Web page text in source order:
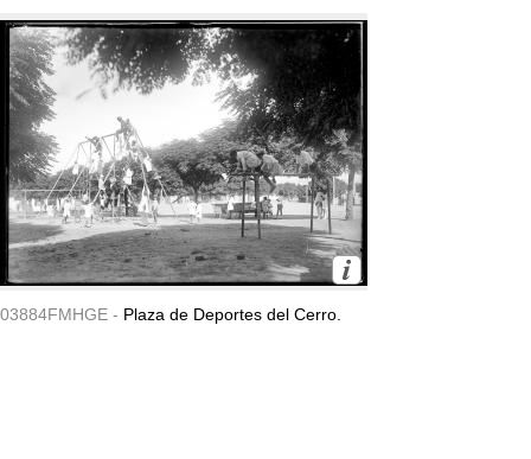
03884FMHGE - Plaza de Deportes del Cerro.